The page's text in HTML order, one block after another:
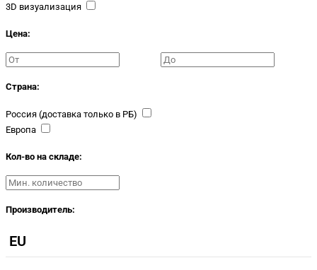
3D визуализация
Цена:
Страна:
Россия (доставка только в РБ)
Европа
Кол-во на складе:
Производитель:
EU